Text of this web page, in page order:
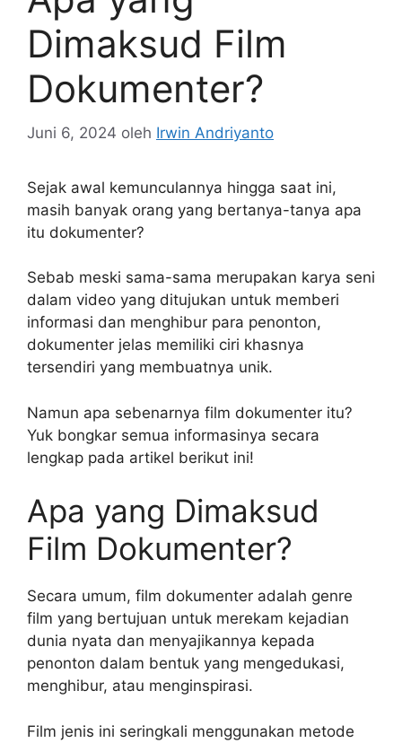
Dimaksud Film
Dokumenter?
Juni 6, 2024 oleh Irwin Andriyanto
Sejak awal kemunculannya hingga saat ini,
masih banyak orang yang bertanya-tanya apa
itu dokumenter?
Sebab meski sama-sama merupakan karya seni
dalam video yang ditujukan untuk memberi
informasi dan menghibur para penonton,
dokumenter jelas memiliki ciri khasnya
tersendiri yang membuatnya unik.
Namun apa sebenarnya film dokumenter itu?
Yuk bongkar semua informasinya secara
lengkap pada artikel berikut ini!
Apa yang Dimaksud
Film Dokumenter?
Secara umum, film dokumenter adalah genre
film yang bertujuan untuk merekam kejadian
dunia nyata dan menyajikannya kepada
penonton dalam bentuk yang mengedukasi,
menghibur, atau menginspirasi.
Film jenis ini seringkali menggunakan metode